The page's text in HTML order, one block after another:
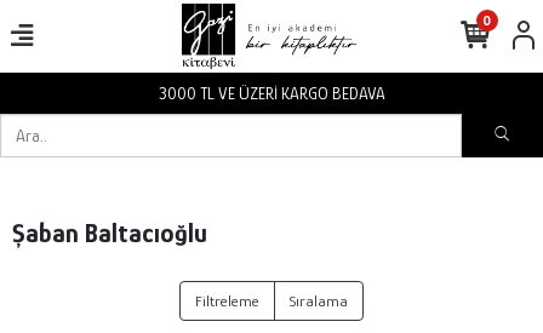
3000 TL VE ÜZERİ KARGO BEDAVA
0
Şaban Baltacıoğlu
Filtreleme Sıralama